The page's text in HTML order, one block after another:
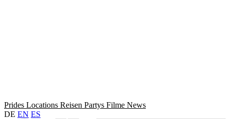
Prides Locations Reisen Partys Filme News
DE EN ES